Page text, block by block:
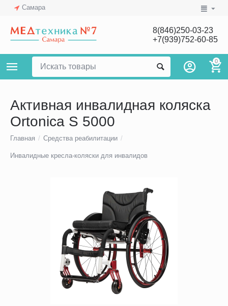
Самара
8(846)250-03-23
+7(939)752-60-85
0
Активная инвалидная коляска
Ortonica S 5000
Главная / Средства реабилитации /
Инвалидные кресла-коляски для инвалидов